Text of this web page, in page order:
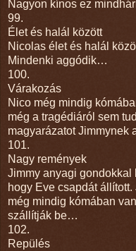
Nagyon kínos ez
99.
Élet és halál között
Nicolas élet és halál
Mindenki aggódik…
100.
Várakozás
Nico még mindig
még a tragédiáról sem
magyarázatot Jimmynek
101.
Nagy remények
Jimmy anyagi gondokkal
hogy Eve csapdát
még mindig kómában
szállítják be…
102.
Repülés